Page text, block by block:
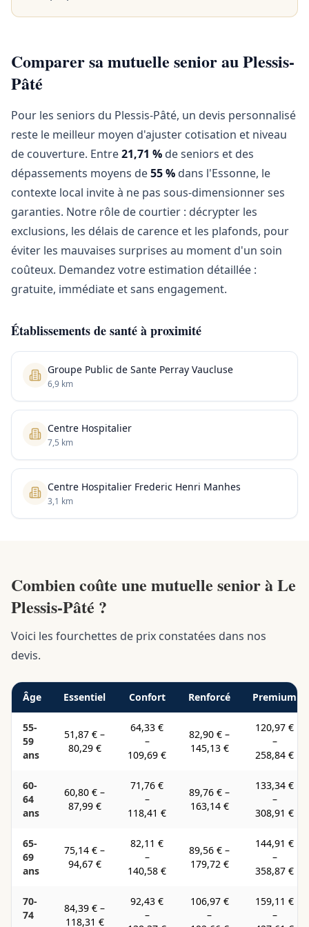
Comparer sa mutuelle senior au Plessis-
Pâté
Pour les seniors du Plessis-Pâté, un devis personnalisé
reste le meilleur moyen d'ajuster cotisation et niveau
de couverture. Entre21,71 % de seniors et des
dépassements moyens de55 % dans l'Essonne, le
contexte local invite à ne pas sous-dimensionner ses
garanties. Notre rôle de courtier : décrypter les
exclusions, les délais de carence et les plafonds, pour
éviter les mauvaises surprises au moment d'un soin
coûteux. Demandez votre estimation détaillée :
gratuite, immédiate et sans engagement.
Établissements de santé à proximité
Groupe Public de Sante Perray Vaucluse
6,9 km
Centre Hospitalier
7,5 km
Centre Hospitalier Frederic Henri Manhes
3,1 km
Combien coûte une mutuelle senior à Le
Plessis-Pâté ?
Voici les fourchettes de prix constatées dans nos
devis.
Âge Essentiel Confort Renforcé Premium
55-
59
ans
51,87 € –
80,29 €
64,33 €
–
109,69 €
82,90 € –
145,13 €
120,97 €
–
258,84 €
60-
64
ans
60,80 € –
87,99 €
71,76 €
–
118,41 €
89,76 € –
163,14 €
133,34 €
–
308,91 €
65-
69
ans
75,14 € –
94,67 €
82,11 €
–
140,58 €
89,56 € –
179,72 €
144,91 €
–
358,87 €
70-
74
84,39 € –
118,31 €
92,43 €
–
106,97 €
–
159,11 €
–